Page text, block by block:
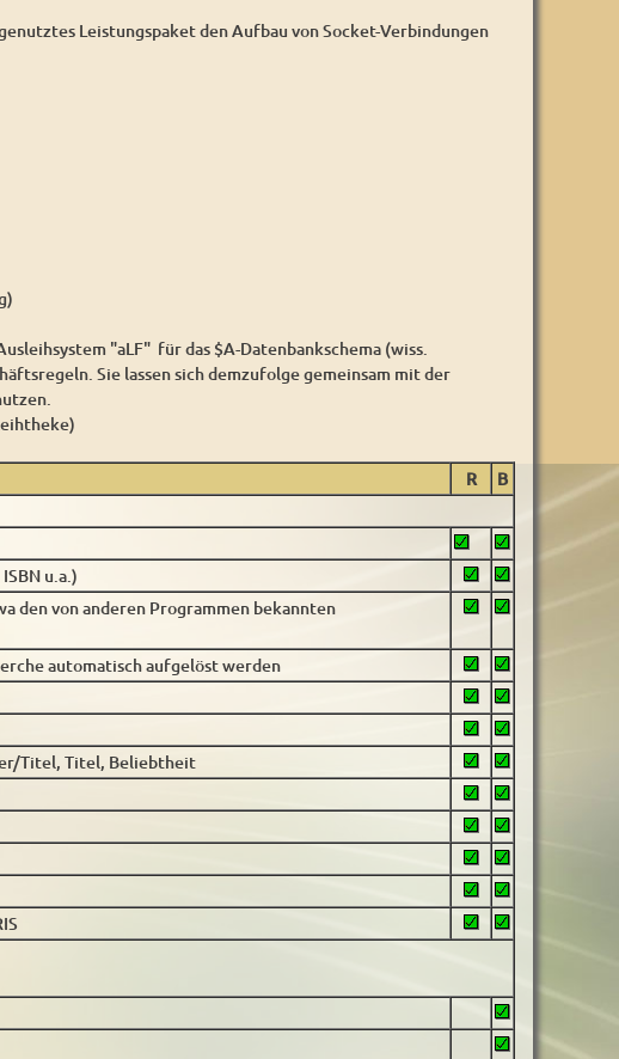
Leistungspaket den Aufbau von Socket-Verbindungen
"aLF" für das $A-Datenbankschema (wiss.
Sie lassen sich demzufolge gemeinsam mit der
R
B
u.a.)
den von anderen Programmen bekannten
automatisch aufgelöst werden
Titel, Titel, Beliebtheit